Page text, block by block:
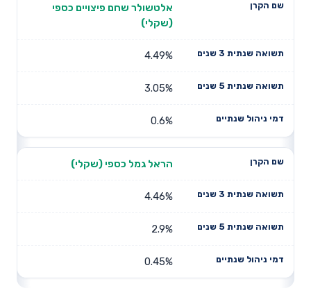
אלטשולר שחם פיצויים כספי
(שקלי)
4.49%
3.05%
0.6%
הראל גמל כספי (שקלי)
4.46%
2.9%
0.45%